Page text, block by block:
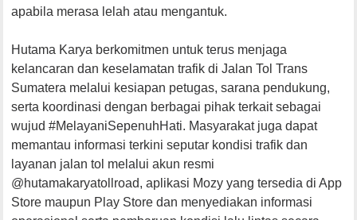
apabila merasa lelah atau mengantuk.
Hutama Karya berkomitmen untuk terus menjaga
kelancaran dan keselamatan trafik di Jalan Tol Trans
Sumatera melalui kesiapan petugas, sarana pendukung,
serta koordinasi dengan berbagai pihak terkait sebagai
wujud #MelayaniSepenuhHati. Masyarakat juga dapat
memantau informasi terkini seputar kondisi trafik dan
layanan jalan tol melalui akun resmi
@hutamakaryatollroad, aplikasi Mozy yang tersedia di App
Store maupun Play Store dan menyediakan informasi